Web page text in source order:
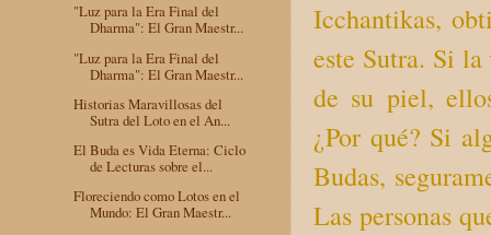
Icchantikas,
este Sutra. Si
de su piel,
¿Por qué? Si
Budas,
Las personas
"Luz para la Era Final del
Dharma": El Gran Maestr...
"Luz para la Era Final del
Dharma": El Gran Maestr...
Historias Maravillosas del
Sutra del Loto en el An...
El Buda es Vida Eterna: Ciclo
de Lecturas sobre el...
Floreciendo como Lotos en el
Mundo: El Gran Maestr...